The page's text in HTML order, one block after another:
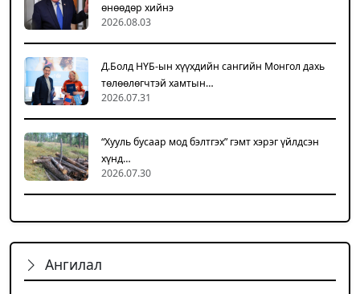
өнөөдөр хийнэ
2026.08.03
Д.Болд НҮБ-ын хүүхдийн сангийн Монгол дахь
төлөөлөгчтэй хамтын…
2026.07.31
“Хууль бусаар мод бэлтгэх” гэмт хэрэг үйлдсэн
хүнд…
2026.07.30
Ангилал